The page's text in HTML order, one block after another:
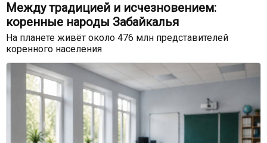
Между традицией и исчезновением:
коренные народы Забайкалья
На планете живёт около 476 млн представителей
коренного населения